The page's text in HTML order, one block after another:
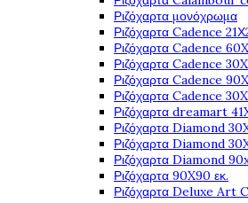
Ριζόχαρτα μονόχρωμα
Ριζόχαρτα Cadence
Ριζόχαρτα Cadence
Ριζόχαρτα Cadence
Ριζόχαρτα Cadence
Ριζόχαρτα Cadence
Ριζόχαρτα dreamart
Ριζόχαρτα Diamond
Ριζόχαρτα Diamond
Ριζόχαρτα Diamond
Ριζόχαρτα 90X90 εκ.
Ριζόχαρτα Deluxe Art